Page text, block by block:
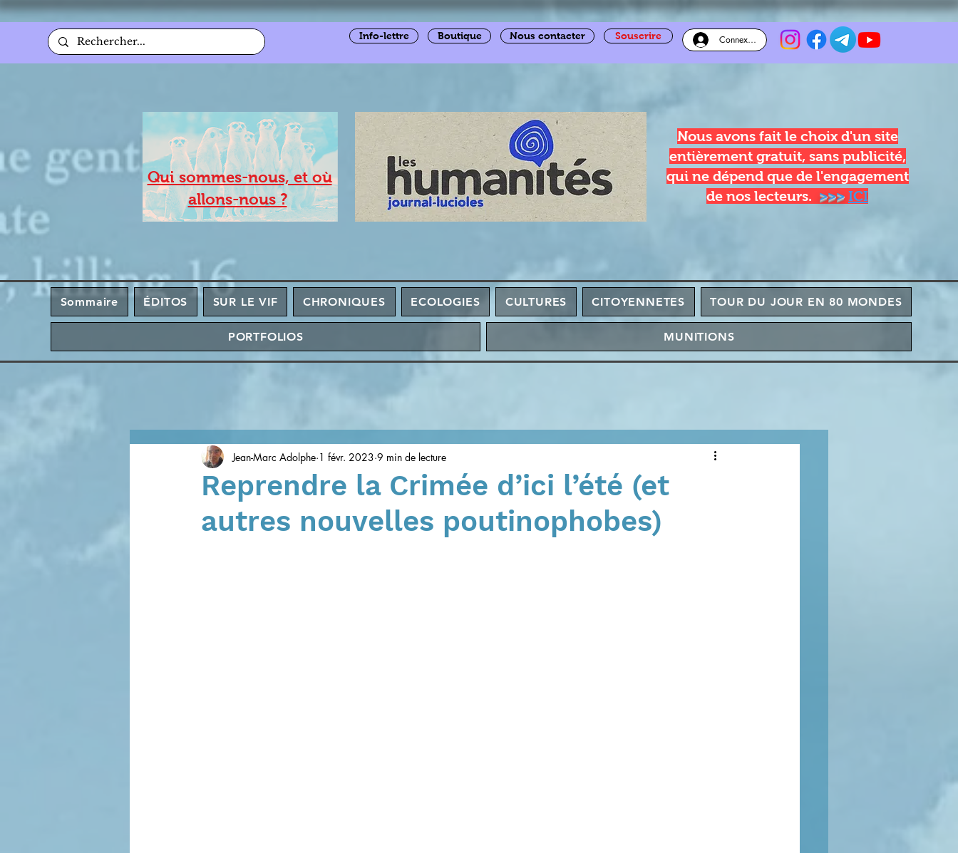
Info-lettre Boutique Nous contacter Souscrire Connexion
Qui sommes-nous, et où
allons-nous ?
Nous avons fait le choix d'un site
entièrement gratuit, sans publicité,
qui ne dépend que de l'engagement
de nos lecteurs. >>> ICI
Sommaire ÉDITOS SUR LE VIF CHRONIQUES ECOLOGIES CULTURES CITOYENNETES TOUR DU JOUR EN 80 MONDES
PORTFOLIOS MUNITIONS
Reprendre la Crimée d’ici l’été (et
autres nouvelles poutinophobes)
Jean-Marc Adolphe 1 févr. 2023 9 min de lecture